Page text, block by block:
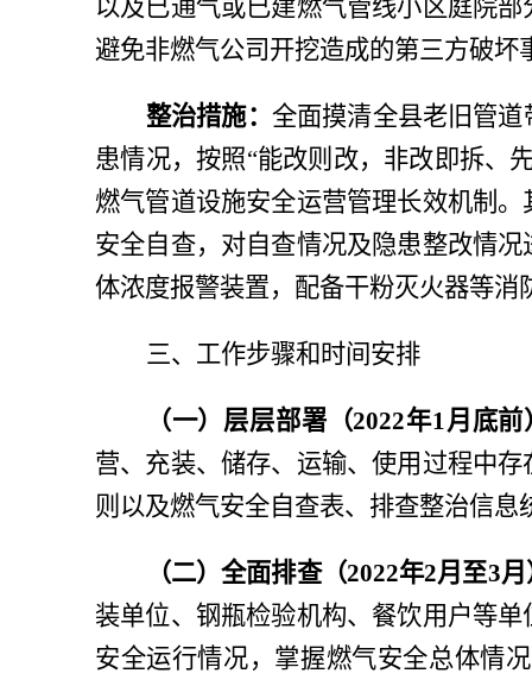
以及已通气或已建燃气管线小区庭院
避免非燃气公司开挖造成的第三方破坏
整治措施： 全面摸清全县老旧管
患情况，按照“能改则改，非改即拆、
燃气管道设施安全运营管理长效机制
安全自查，对自查情况及隐患整改情
体浓度报警装置，配备干粉灭火器等
三、工作步骤和时间安排
（一）层层部署（2022年1月底前
营、充装、储存、运输、使用过程中
则以及燃气安全自查表、排查整治信
（二）全面排查（2022年2月至3
装单位、钢瓶检验机构、餐饮用户等
安全运行情况，掌握燃气安全总体情